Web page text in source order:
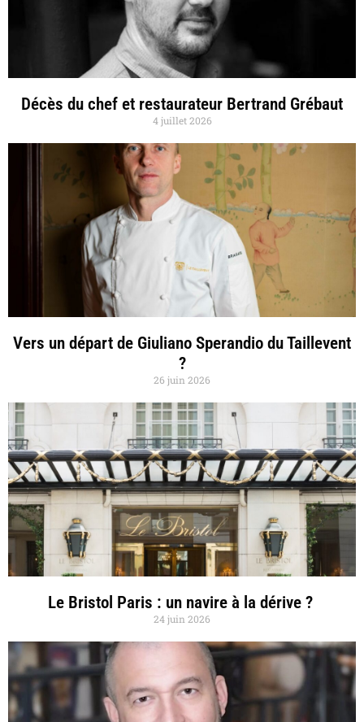
Décès du chef et restaurateur Bertrand Grébaut
4 juillet 2026
Vers un départ de Giuliano Sperandio du Taillevent
?
26 juin 2026
Le Bristol Paris : un navire à la dérive ?
24 juin 2026